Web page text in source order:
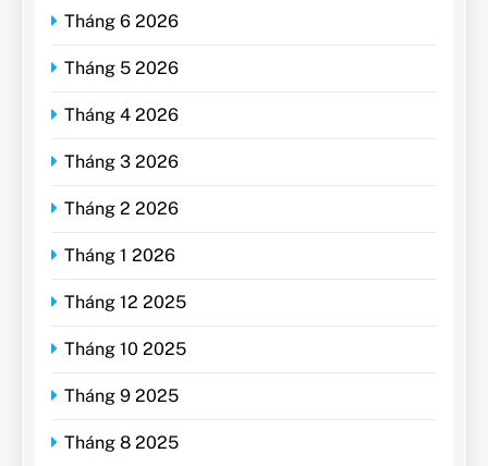
Tháng 6 2026
Tháng 5 2026
Tháng 4 2026
Tháng 3 2026
Tháng 2 2026
Tháng 1 2026
Tháng 12 2025
Tháng 10 2025
Tháng 9 2025
Tháng 8 2025